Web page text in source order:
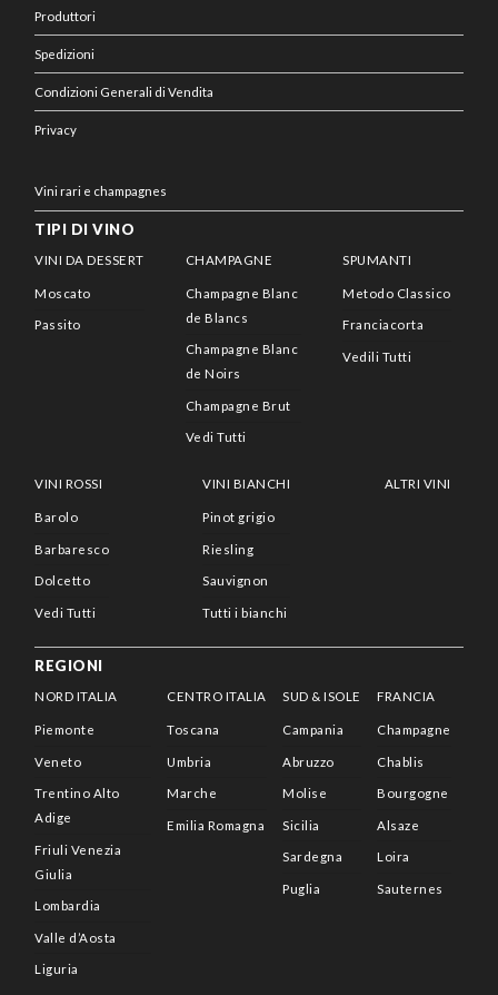
Produttori
Spedizioni
Condizioni Generali di Vendita
Privacy
Vini rari e champagnes
TIPI DI VINO
VINI DA DESSERT
Moscato
Passito
CHAMPAGNE
Champagne Blanc
de Blancs
Champagne Blanc
de Noirs
Champagne Brut
Vedi Tutti
SPUMANTI
Metodo Classico
Franciacorta
Vedili Tutti
VINI ROSSI
Barolo
Barbaresco
Dolcetto
Vedi Tutti
VINI BIANCHI
Pinot grigio
Riesling
Sauvignon
Tutti i bianchi
ALTRI VINI
REGIONI
NORD ITALIA
Piemonte
Veneto
Trentino Alto
Adige
Friuli Venezia
Giulia
Lombardia
Valle d’Aosta
Liguria
CENTRO ITALIA
Toscana
Umbria
Marche
Emilia Romagna
SUD & ISOLE
Campania
Abruzzo
Molise
Sicilia
Sardegna
Puglia
FRANCIA
Champagne
Chablis
Bourgogne
Alsaze
Loira
Sauternes